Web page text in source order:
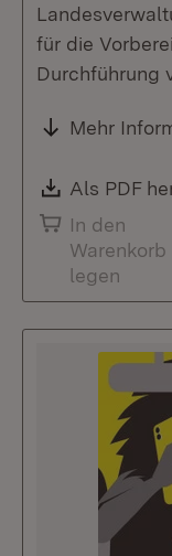
für die
Durchführung
Mehr
Download:
Als PDF
In den
Warenkorb
legen